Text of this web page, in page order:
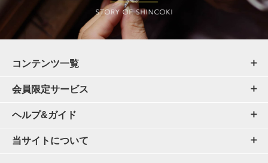
コンテンツ一覧
会員限定サービス
ヘルプ&ガイド
当サイトについて